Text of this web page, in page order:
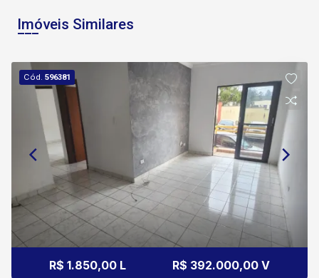
Imóveis Similares
Cód.596381
R$ 1.850,00 L R$ 392.000,00 V